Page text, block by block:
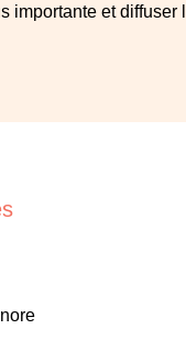
importante et diffuser